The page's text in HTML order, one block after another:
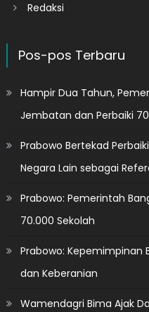
Redaksi
Pos-pos Terbaru
Hampir Dua Tahun,
Jembatan dan Perbaiki
Prabowo Bertekad
Negara Lain sebagai
Prabowo: Pemerintah
70.000 Sekolah
Prabowo: Kepemimpinan
dan Keberanian
Wamendagri Bima Ajak